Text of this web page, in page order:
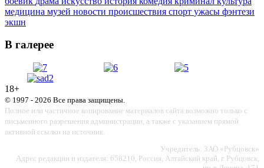
медицина музей новости происшествия спорт ужасы фэнтези
экшн
В галерее
18+
© 1997 - 2026 Все права защищены.
Полное или частичное копирование материалов сайта возможно только с
письменного разрешения администрации, а также с указанием прямой
активной ссылки на источник.
Учредитель: ЗАО «Рубцовск»
Адрес редакции и издателя: 658210, Россия, Алтайский край, г. Рубцовск,